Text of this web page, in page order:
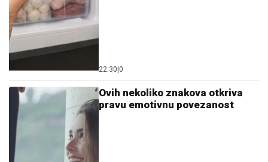
22:30|0
Ovih nekoliko znakova otkriva
pravu emotivnu povezanost